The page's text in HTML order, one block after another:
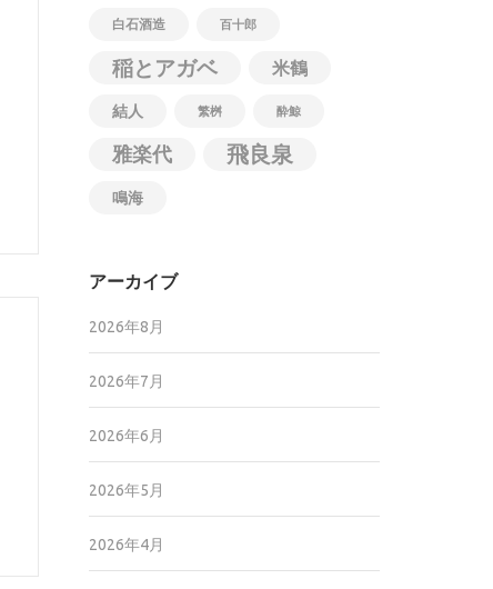
白石酒造 百十郎
稲とアガベ 米鶴
結人 繁桝 酔鯨
雅楽代 飛良泉
鳴海
アーカイブ
2026年8月
2026年7月
2026年6月
2026年5月
2026年4月